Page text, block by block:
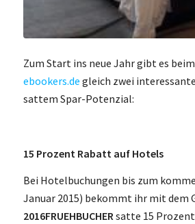
Zum Start ins neue Jahr gibt es
ebookers.de gleich zwei
sattem Spar-Potenzial:
15 Prozent Rabatt auf Hotels
Bei Hotelbuchungen bis zum
Januar 2015) bekommt ihr mit dem
2016FRUEHBUCHERsatte 15